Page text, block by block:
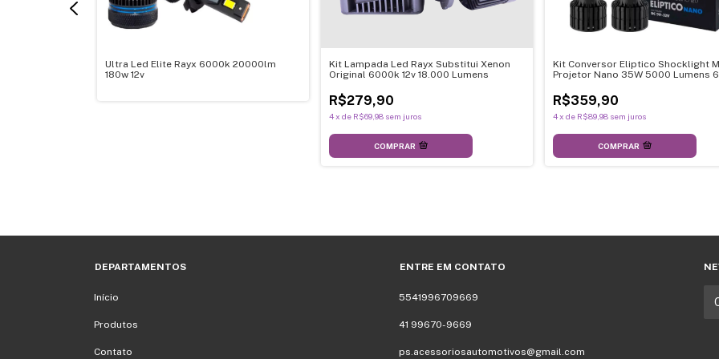
Ultra Led Elite Rayx 6000k 20000lm
180w 12v
Kit Lampada Led Rayx Substitui Xenon
Original 6000k 12v 18.000 Lumens
R$279,90
4x de R$69,98 sem juros
COMPRAR
Kit Conversor Eliptico Shocklight
Projetor Nano 35W 5000 Lumens
R$359,90
4x de R$89,98 sem juros
COMPRAR
DEPARTAMENTOS
Início
Produtos
Contato
ENTRE EM CONTATO
5541996709669
41 99670-9669
ps.acessoriosautomotivos@gmail.com